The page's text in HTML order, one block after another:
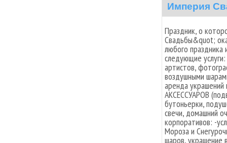
Империя
Праздник, о
Свадьбы&quot;
любого
следующие
артистов,
воздушными
аренда
АКСЕССУАРОВ
бутоньерки,
свечи, домашний
корпоративов: -
Мороза и
шаров, украшение